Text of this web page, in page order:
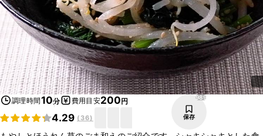
調理時間10分 費用目安200円
4.29 ( 36)
989
保存